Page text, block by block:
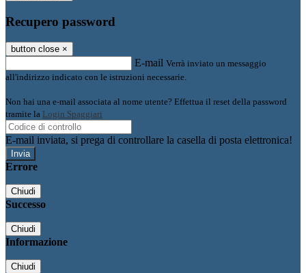
Recupero password
button close ×
E-mail Verrà inviato un messaggio
all'indirizzo indicato con le istruzioni necessarie.
Non hai una e-mail associata al nome utente? Effettua il reset della password
tramite la Login Spaggiari
E-mail inviata, si prega di controllare la casella di posta elettronica!
Errore
Chiudi
Successo
Chiudi
Informazione
Chiudi